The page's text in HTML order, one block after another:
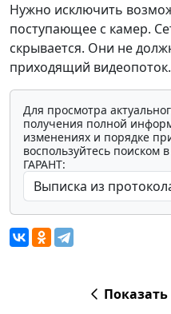
Нужно исключить
поступающее с камер.
скрывается. Они не
приходящий видеопоток.
Для просмотра
получения полной
изменениях и порядке
воспользуйтесь поиском
ГАРАНТ: